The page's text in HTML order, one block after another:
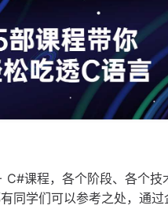
课程，各个阶段、各个技
同学们可以参考之处，通过